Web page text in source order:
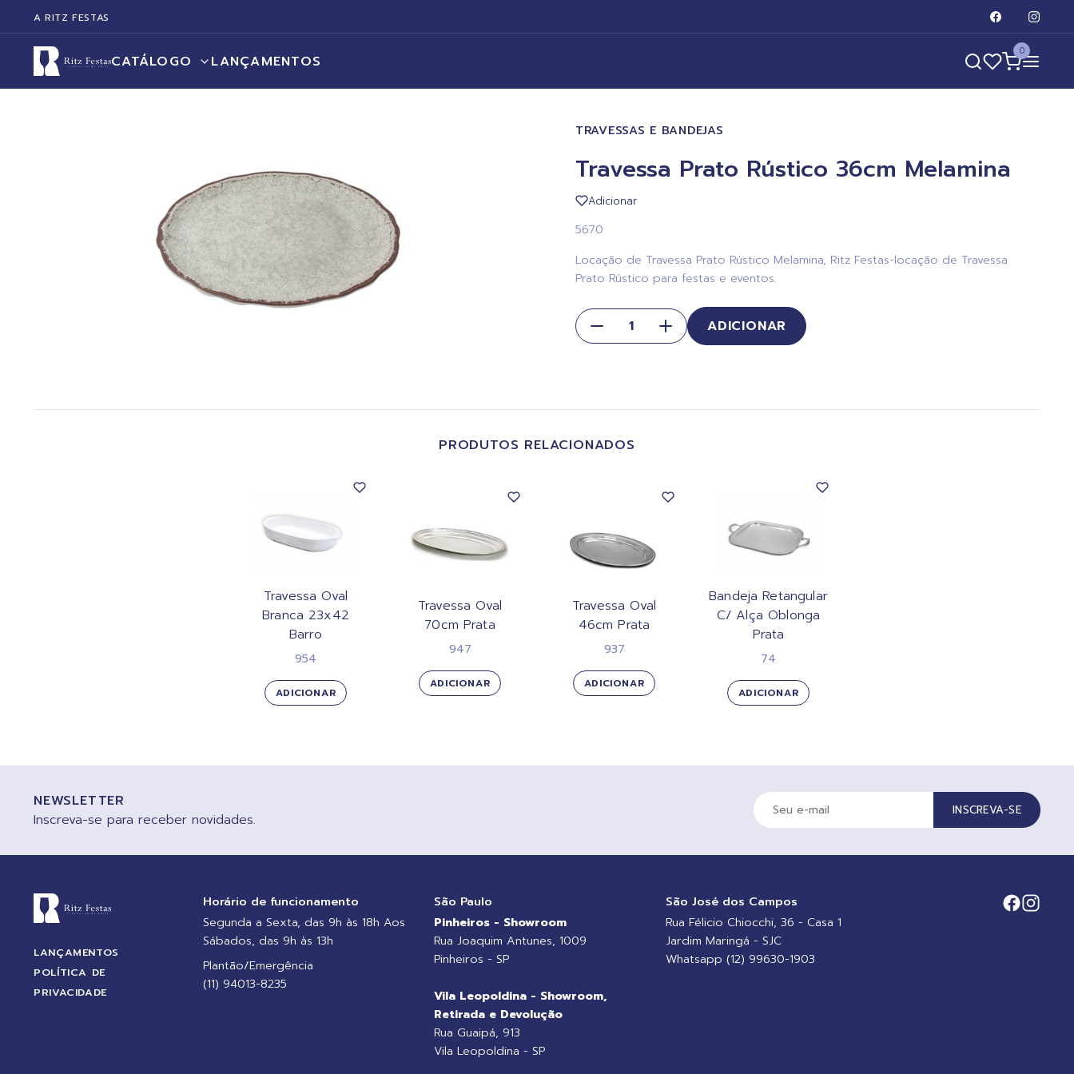
A RITZ FESTAS
CATÁLOGO LANÇAMENTOS
0
TRAVESSAS E BANDEJAS
Travessa Prato Rústico 36cm Melamina
Adicionar
5670
Locação de Travessa Prato Rústico Melamina, Ritz Festas-locação de Travessa
Prato Rústico para festas e eventos.
ADICIONAR
PRODUTOS RELACIONADOS
Travessa Oval
Branca 23x42
Barro
954
ADICIONAR
Travessa Oval
70cm Prata
947
ADICIONAR
Travessa Oval
46cm Prata
937
ADICIONAR
Bandeja Retangular
C/ Alça Oblonga
Prata
74
ADICIONAR
NEWSLETTER
Inscreva-se para receber novidades.
INSCREVA-SE
LANÇAMENTOS
POLÍTICA DE
PRIVACIDADE
Horário de funcionamento
Segunda a Sexta, das 9h às 18h Aos
Sábados, das 9h às 13h
Plantão/Emergência
(11) 94013-8235
São Paulo
Pinheiros - Showroom
Rua Joaquim Antunes, 1009
Pinheiros - SP
Vila Leopoldina - Showroom,
Retirada e Devolução
Rua Guaipá, 913
Vila Leopoldina - SP
São José dos Campos
Rua Félicio Chiocchi, 36 - Casa 1
Jardim Maringá - SJC
Whatsapp (12) 99630-1903